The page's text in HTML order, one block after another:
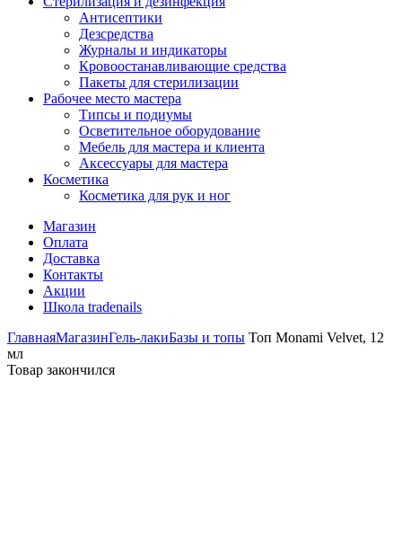
Антисептики
Дезсредства
Журналы и индикаторы
Кровоостанавливающие средства
Пакеты для стерилизации
Рабочее место мастера
Типсы и подиумы
Осветительное оборудование
Мебель для мастера и клиента
Аксессуары для мастера
Косметика
Косметика для рук и ног
Магазин
Оплата
Доставка
Контакты
Акции
Школа tradenails
ГлавнаяМагазинГель-лакиБазы и топы Топ Monami Velvet, 12
мл
Товар закончился